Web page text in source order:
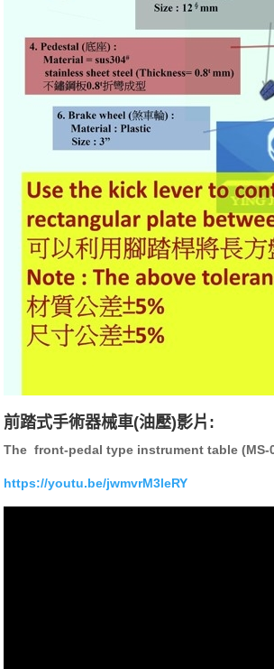
前踏式手術器械車(油壓)影片:
The front-pedal type instrument table (MS-
https://youtu.be/jwmvrM3leRY